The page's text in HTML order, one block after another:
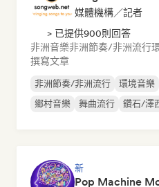
媒體機構／記者
> 已提供900則回答
非洲音樂非洲節奏/非洲流行
撰寫文章
非洲節奏/非洲流行 環境音樂
鄉村音樂
舞曲流行 鑽石/澤
新